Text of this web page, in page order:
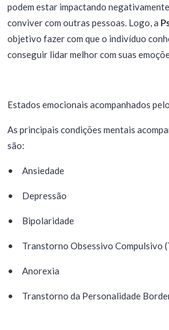
podem estar impactando
conviver com outras pessoas. Logo, a
objetivo fazer com que o indivíduo
conseguir lidar melhor com suas
Estados emocionais acompanhados pelo
As principais condições mentais
são:
• Ansiedade
• Depressão
• Bipolaridade
• Transtorno Obsessivo Compulsivo
• Anorexia
• Transtorno da Personalidade